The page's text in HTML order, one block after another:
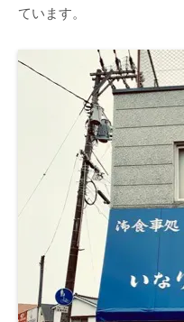
ています。